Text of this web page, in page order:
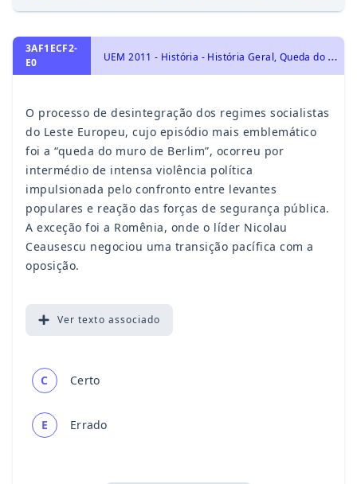
3AF1ECF2-
E0
U
EM 2011 - História - História Geral, Queda do Socialismo Real
O processo de desintegração dos regimes socialistas
do Leste Europeu, cujo episódio mais emblemático
foi a “queda do muro de Berlim”, ocorreu por
intermédio de intensa violência política
impulsionada pelo confronto entre levantes
populares e reação das forças de segurança pública.
A exceção foi a Romênia, onde o líder Nicolau
Ceausescu negociou uma transição pacífica com a
oposição.
Ver texto associado
C Certo
E Errado